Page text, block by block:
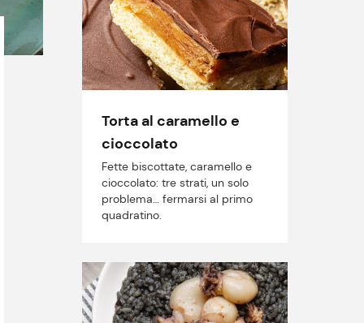
Torta al caramello e
cioccolato
Fette biscottate, caramello e
cioccolato: tre strati, un solo
problema… fermarsi al primo
quadratino.